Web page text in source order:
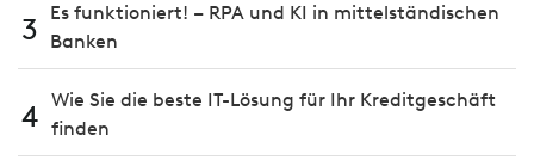
3
Es funktioniert! – RPA und KI in mittelständischen
Banken
4 Wie Sie die beste IT-Lösung für Ihr Kreditgeschäft
finden